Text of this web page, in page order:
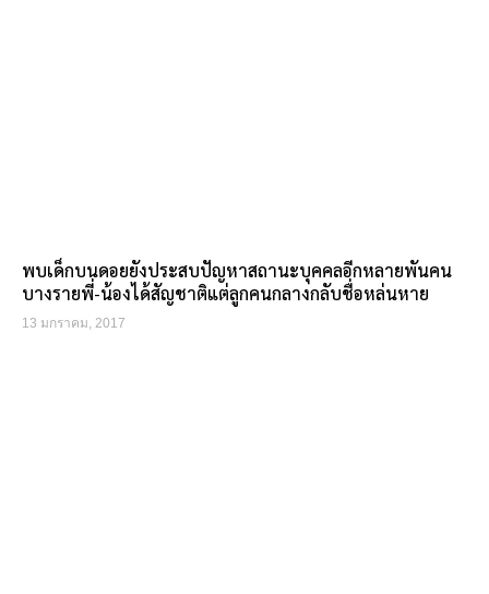
พบเด็กบนดอยยังประสบปัญหาสถานะบุคคลอีกหลายพันคน
บางรายพี่-น้องได้สัญชาติแต่ลูกคนกลางกลับชื่อหล่นหาย
13 มกราคม, 2017